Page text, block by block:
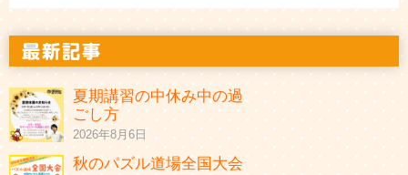
夏期講習の中休み中の過
ごし方
2026年8月6日
秋のパズル道場全国大会